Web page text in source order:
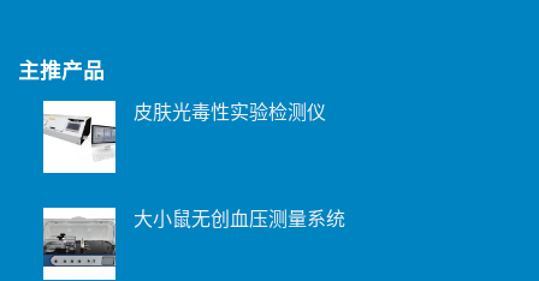
主推产品
皮肤光毒性实验检测仪
大小鼠无创血压测量系统